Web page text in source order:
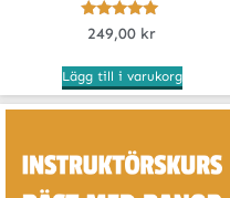
Betygsatt
4.80
249,00 kr
Lägg till i varukorg